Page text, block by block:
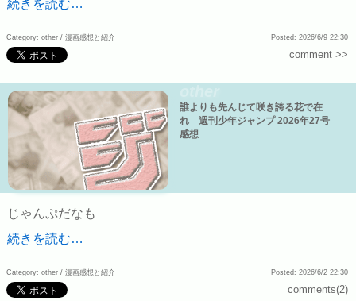
続きを読む…
Category: other / 漫画感想と紹介 Posted: 2026/6/9 22:30
comment >>
誰よりも先んじて咲き誇る花で在
れ 週刊少年ジャンプ 2026年27号
感想
じゃんぷだなも
続きを読む…
Category: other / 漫画感想と紹介 Posted: 2026/6/2 22:30
comments(2)